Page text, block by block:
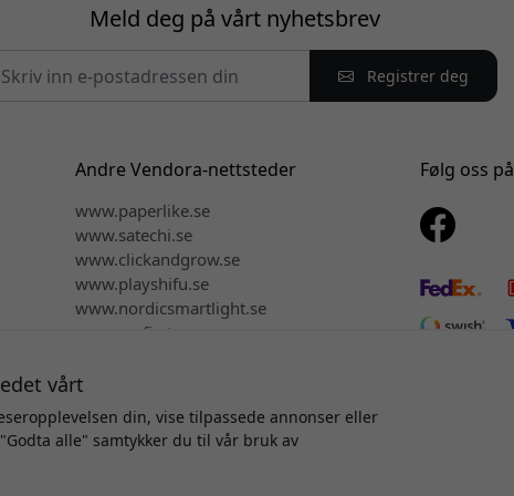
Meld deg på vårt nyhetsbrev
Registrer deg
Andre Vendora-nettsteder
www.paperlike.se
www.satechi.se
www.clickandgrow.se
www.playshifu.se
www.nordicsmartlight.se
www.myfirst.se
Følg oss på
vårt
din, vise tilpassede annonser eller
alle" samtykker du til vår bruk av